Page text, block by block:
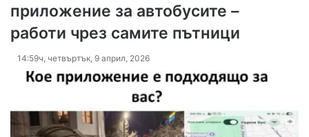
приложение за автобусите –
работи чрез самите пътници
14:59ч, четвъртък, 9 април, 2026